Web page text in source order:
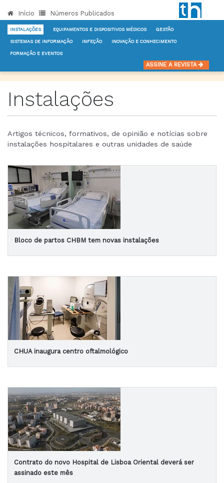
Início Números Publicados
INSTALAÇÕES EQUIPAMENTOS E DISPOSITIVOS MÉDICOS GESTÃO
SISTEMAS DE INFORMAÇÃO INFEÇÃO INOVAÇÃO E CONHECIMENTO
FORMAÇÃO E EVENTOS
ASSINE A REVISTA
Instalações
Artigos técnicos, formativos, de opinião e notícias sobre
instalações hospitalares e outras unidades de saúde
Bloco de partos CHBM tem novas instalações
CHUA inaugura centro oftalmológico
Contrato do novo Hospital de Lisboa Oriental deverá ser
assinado este mês